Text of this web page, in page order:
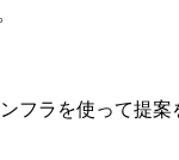
フラを使って提案